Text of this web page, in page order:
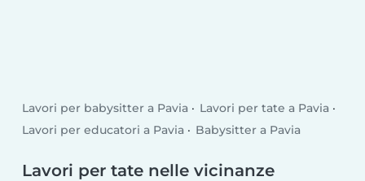
Lavori per babysitter a Pavia
Lavori per tate a Pavia
Lavori per educatori a Pavia
Babysitter a Pavia
Lavori per tate nelle vicinanze